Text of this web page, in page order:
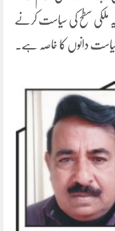
ملکی سطح کی سیاست کرنے
دانوں کا خاصہ ہے۔